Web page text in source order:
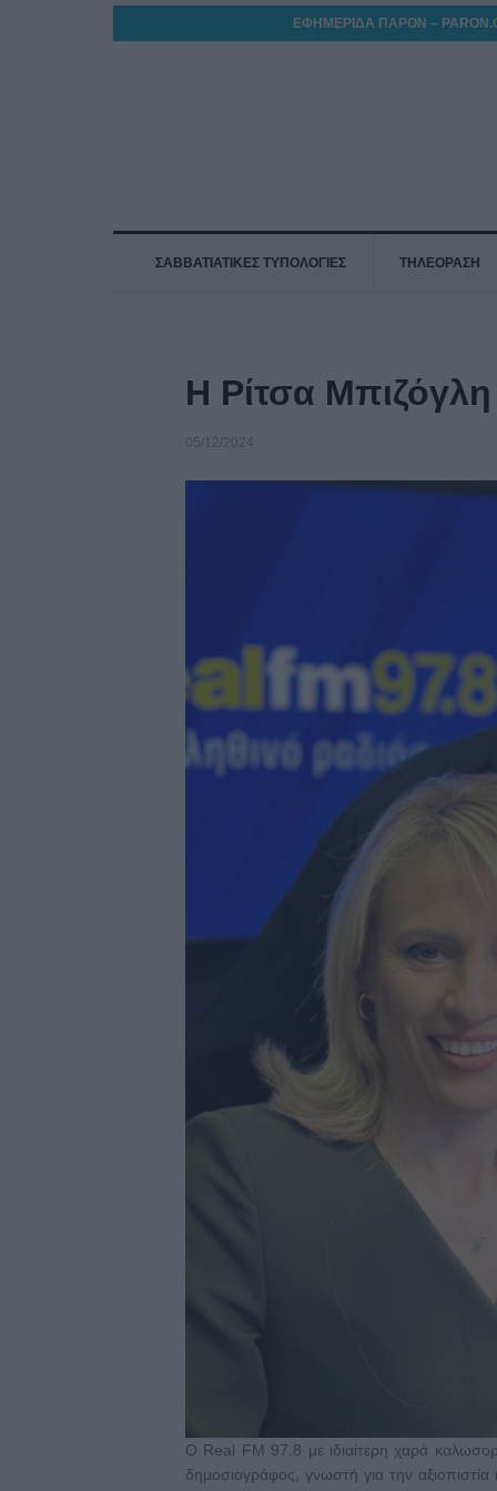
ΕΦΗΜΕΡΙΔΑ ΠΑΡΟΝ –
ΣΑΒΒΑΤΙΑΤΙΚΕΣ ΤΥΠΟΛΟΓΙΕΣ ΤΗΛΕΟΡΑΣΗ
Η Ρίτσα
05/12/2024
Ο Real FM 97.8 με ιδιαίτερη χαρά
δημοσιογράφος, γνωστή για την